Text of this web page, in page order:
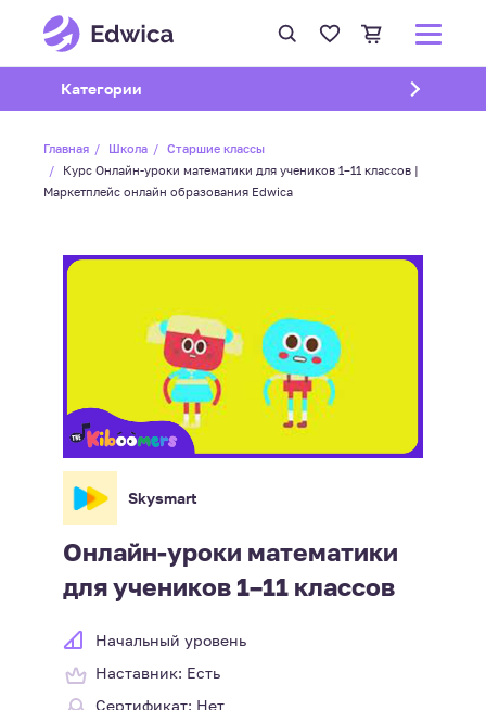
Открыть подменю
Категории
Главная Школа
Старшие классы
Курс Онлайн-уроки математики для учеников 1–11 классов |
Маркетплейс онлайн образования Edwica
Skysmart
Онлайн-уроки математики
для учеников 1–11 классов
Начальный уровень
Наставник: Есть
Сертификат: Нет